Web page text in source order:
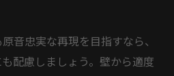
音忠実な再現を目指すなら、
配慮しましょう。壁から適度